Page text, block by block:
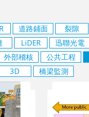
道路鋪面 裂隙
LiDER 迅聯光電
外部稽核 公共工程
3D 橋梁監測